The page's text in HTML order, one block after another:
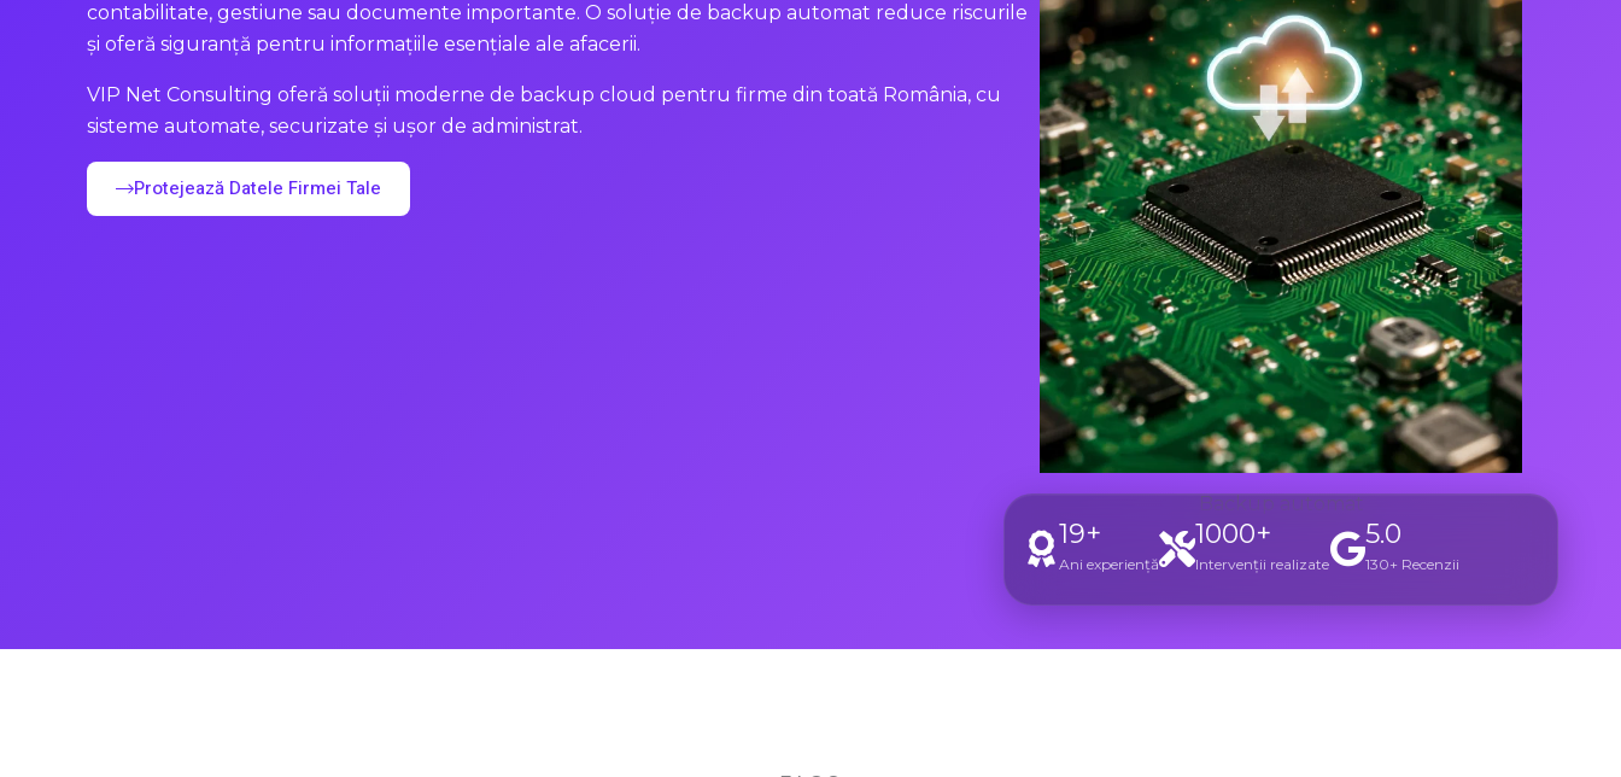
contabilitate, gestiune sau documente importante. O soluție de backup automat reduce riscurile
și oferă siguranță pentru informațiile esențiale ale afacerii.
VIP Net Consulting oferă soluții moderne de backup cloud pentru firme din toată România, cu
sisteme automate, securizate și ușor de administrat.
Protejează Datele Firmei Tale
Backup automat
19+
Ani experiență
1000+
Intervenții realizate
5.0
130+ Recenzii